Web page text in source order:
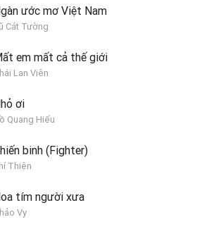
ước mơ Việt Nam
Cát Tường
em mất cả thế giới
Lan Viên
ơi
Quang Hiếu
binh (Fighter)
Thiện
tím người xưa
Vy